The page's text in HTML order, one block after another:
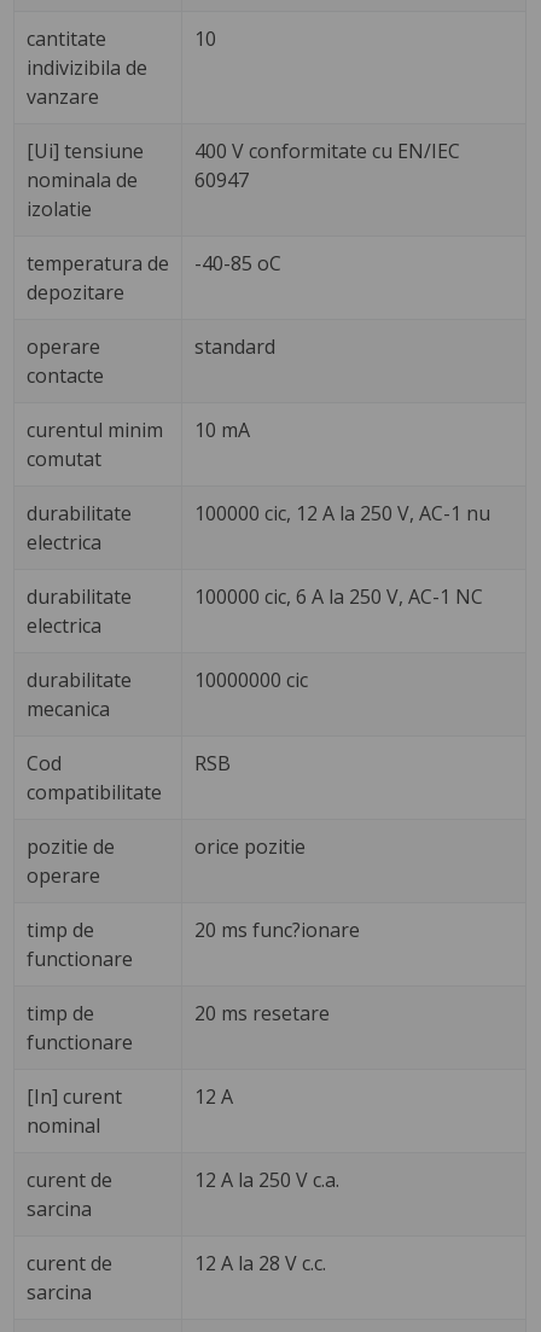
cantitate
indivizibila de
vanzare
10
[Ui] tensiune
nominala de
izolatie
400 V conformitate cu EN/IEC
60947
temperatura de
depozitare
-40-85 oC
operare
contacte
standard
curentul minim
comutat
10 mA
durabilitate
electrica
100000 cic, 12 A la 250 V, AC-1 nu
durabilitate
electrica
100000 cic, 6 A la 250 V, AC-1 NC
durabilitate
mecanica
10000000 cic
Cod
compatibilitate
RSB
pozitie de
operare
orice pozitie
timp de
functionare
20 ms func?ionare
timp de
functionare
20 ms resetare
[In] curent
nominal
12 A
curent de
sarcina
12 A la 250 V c.a.
curent de
sarcina
12 A la 28 V c.c.